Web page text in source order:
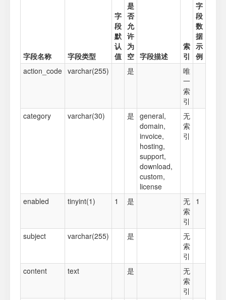
字段名称 字段类型
字
段
默
认
值
是
否
允
许
为
空 字段描述
索
引
字
段
数
据
示
例
action_code varchar(255) 是
唯
一
索
引
category
varchar(30) 是 general,
domain,
invoice,
hosting,
support,
download,
custom,
license
无
索
引
enabled tinyint(1) 1 是
无
索
引
1
subject varchar(255) 是
无
索
引
content
text 是
无
索
引